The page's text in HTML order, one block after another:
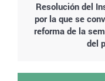
Resolución del
por la que se
reforma de la
del